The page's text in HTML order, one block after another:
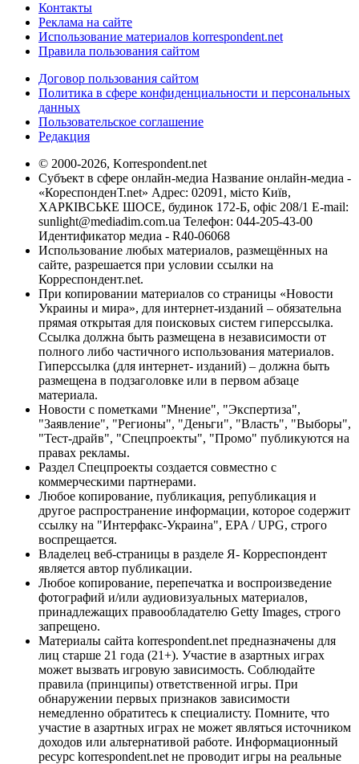
Контакты
Реклама на сайте
Использование материалов korrespondent.net
Правила пользования сайтом
Договор пользования сайтом
Политика в сфере конфиденциальности и персональных
данных
Пользовательское соглашение
Редакция
© 2000-2026, Korrespondent.net
Субъект в сфере онлайн-медиа Название онлайн-медиа -
«КореспонденТ.net» Адрес: 02091, місто Київ,
ХАРКІВСЬКЕ ШОСЕ, будинок 172-Б, офіс 208/1 E-mail:
sunlight@mediadim.com.ua Телефон: 044-205-43-00
Идентификатор медиа - R40-06068
Использование любых материалов, размещённых на
сайте, разрешается при условии ссылки на
Корреспондент.net.
При копировании материалов со страницы «Новости
Украины и мира», для интернет-изданий – обязательна
прямая открытая для поисковых систем гиперссылка.
Ссылка должна быть размещена в независимости от
полного либо частичного использования материалов.
Гиперссылка (для интернет- изданий) – должна быть
размещена в подзаголовке или в первом абзаце
материала.
Новости с пометками "Мнение", "Экспертиза",
"Заявление", "Регионы", "Деньги", "Власть", "Выборы",
"Тест-драйв", "Спецпроекты", "Промо" публикуются на
правах рекламы.
Раздел Спецпроекты создается совместно с
коммерческими партнерами.
Любое копирование, публикация, републикация и
другое распространение информации, которое содержит
ссылку на "Интерфакс-Украина", EPA / UPG, строго
воспрещается.
Владелец веб-страницы в разделе Я- Корреспондент
является автор публикации.
Любое копирование, перепечатка и воспроизведение
фотографий и/или аудиовизуальных материалов,
принадлежащих правообладателю Getty Images, строго
запрещено.
Материалы сайта korrespondent.net предназначены для
лиц старше 21 года (21+). Участие в азартных играх
может вызвать игровую зависимость. Соблюдайте
правила (принципы) ответственной игры. При
обнаружении первых признаков зависимости
немедленно обратитесь к специалисту. Помните, что
участие в азартных играх не может являться источником
доходов или альтернативой работе. Информационный
ресурс korrespondent.net не проводит игры на реальные